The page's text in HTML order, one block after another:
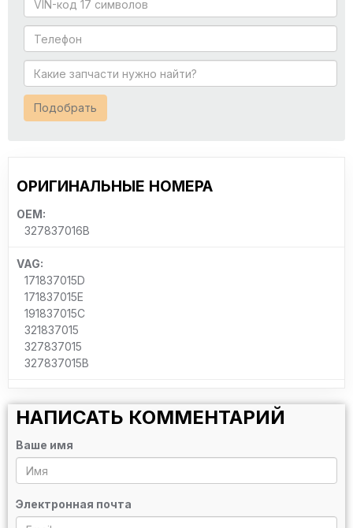
Подобрать
ОРИГИНАЛЬНЫЕ НОМЕРА
OEM:
327837016B
VAG:
171837015D
171837015E
191837015C
321837015
327837015
327837015B
НАПИСАТЬ КОММЕНТАРИЙ
Ваше имя
Электронная почта